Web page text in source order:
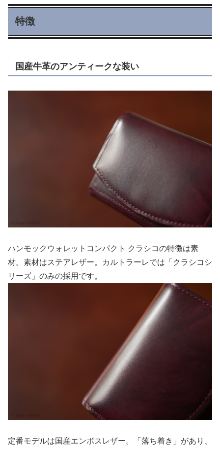
特徴
国産牛革のアンティークな装い
ハンモックウォレットコンパクト クラシコの特徴は素
材。素材はステアレザー。カルトラーレでは「クラシコシ
リーズ」のみの採用です。
定番モデルは国産エンボスレザー。「落ち着き」があり、